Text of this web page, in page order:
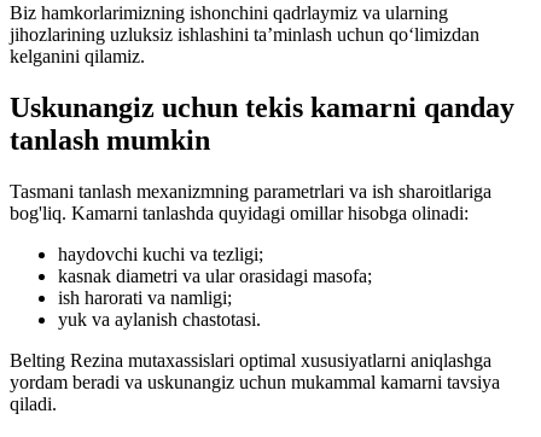
Biz hamkorlarimizning ishonchini qadrlaymiz va ularning
jihozlarining uzluksiz ishlashini ta’minlash uchun qo‘limizdan
kelganini qilamiz.
Uskunangiz uchun tekis kamarni qanday
tanlash mumkin
Tasmani tanlash mexanizmning parametrlari va ish sharoitlariga
bog'liq. Kamarni tanlashda quyidagi omillar hisobga olinadi:
haydovchi kuchi va tezligi;
kasnak diametri va ular orasidagi masofa;
ish harorati va namligi;
yuk va aylanish chastotasi.
Belting Rezina mutaxassislari optimal xususiyatlarni aniqlashga
yordam beradi va uskunangiz uchun mukammal kamarni tavsiya
qiladi.